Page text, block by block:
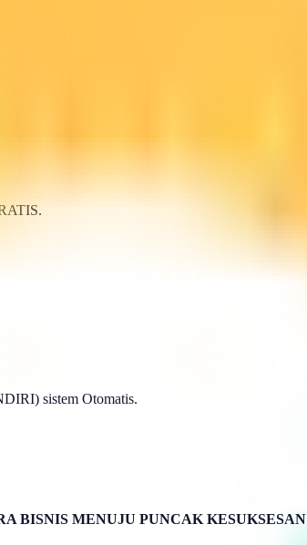
sistem Otomatis.
BISNIS MENUJU PUNCAK KESUKSESAN